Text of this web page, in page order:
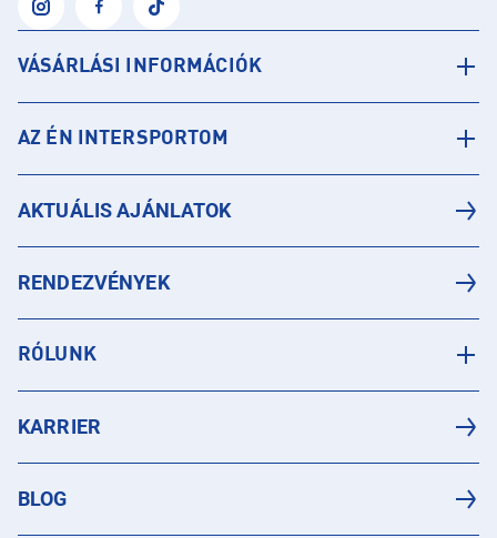
VÁSÁRLÁSI INFORMÁCIÓK
AZ ÉN INTERSPORTOM
AKTUÁLIS AJÁNLATOK
RENDEZVÉNYEK
RÓLUNK
KARRIER
BLOG